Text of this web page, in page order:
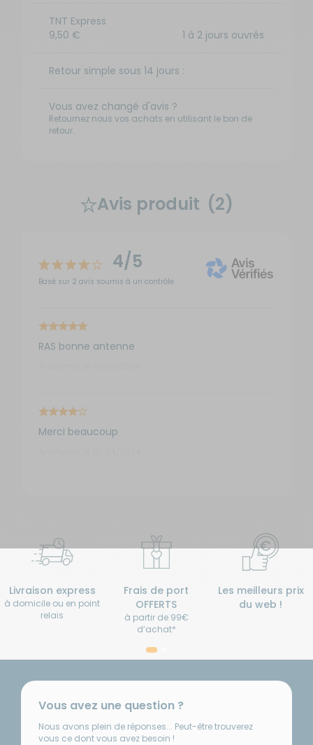
TNT Express
9,50 €
1 à 2 jours ouvrés
Retour simple sous 14 jours :
Vous avez changé d'avis ?
Retournez nous vos achats en utilisant le bon de
retour.
Avis produit (2)
4/5
Basé sur 2 avis soumis à un contrôle
RAS bonne antenne
Merci beaucoup
Livraison express
à domicile ou en point
relais
Frais de port
OFFERTS
à partir de 99€
d’achat*
Les meilleurs prix
du web !
Vous avez une question ?
Nous avons plein de réponses... Peut-être trouverez
vous ce dont vous avez besoin !